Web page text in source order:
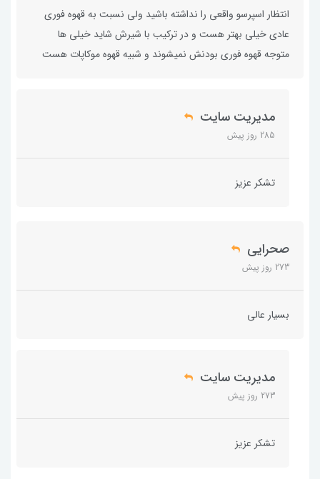
انتظار اسپرسو واقعی را نداشته باشید ولی نسبت به قهوه فوری
عادی خیلی بهتر هست و در ترکیب با شیرش شاید خیلی ها
متوجه قهوه فوری بودنش نمیشوند و شبیه قهوه موکاپات هست
مدیریت سایت
285 روز پیش
تشکر عزیز
صحرايي
273 روز پیش
بسيار عالي
مدیریت سایت
273 روز پیش
تشکر عزیز